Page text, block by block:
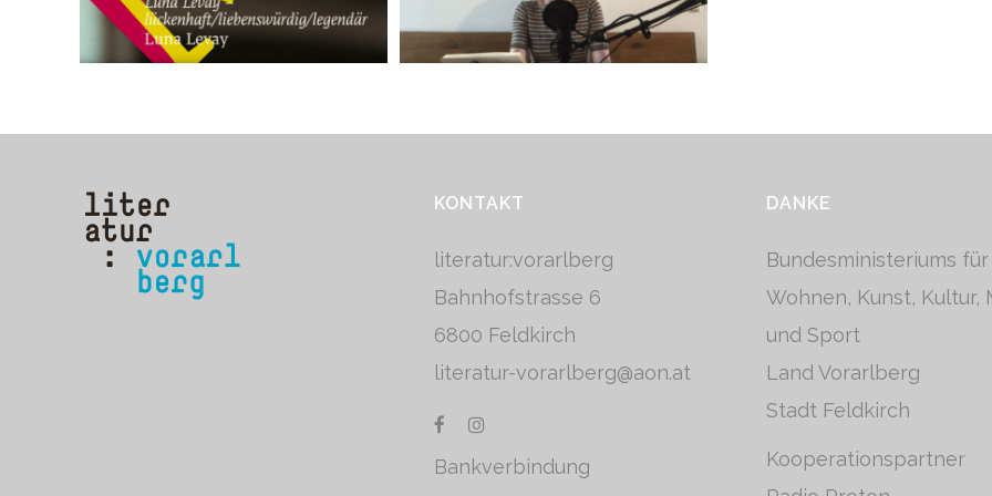
KONTAKT
literatur:vorarlberg
Bahnhofstrasse 6
6800 Feldkirch
literatur-vorarlberg@aon.at
Bankverbindung
DANKE
Bundesministeriums für
Wohnen, Kunst, Kultur,
und Sport
Land Vorarlberg
Stadt Feldkirch
Kooperationspartner